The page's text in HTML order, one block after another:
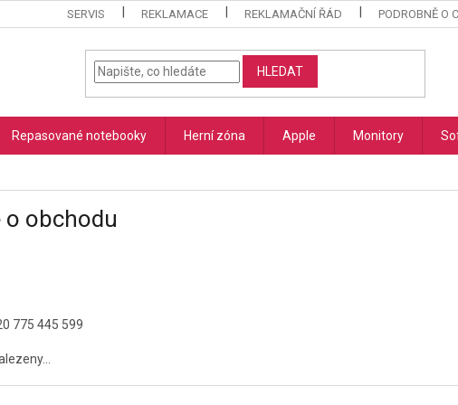
SERVIS REKLAMACE REKLAMAČNÍ ŘÁD PODROBNĚ O
HLEDAT
Repasované notebooky Herní zóna Apple Monitory
obchodu
775 445 599